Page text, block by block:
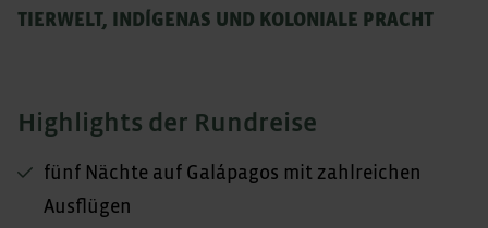
TIERWELT, INDÍGENAS UND KOLONIALE PRACHT
Highlights der Rundreise
fünf Nächte auf Galápagos mit zahlreichen
Ausflügen